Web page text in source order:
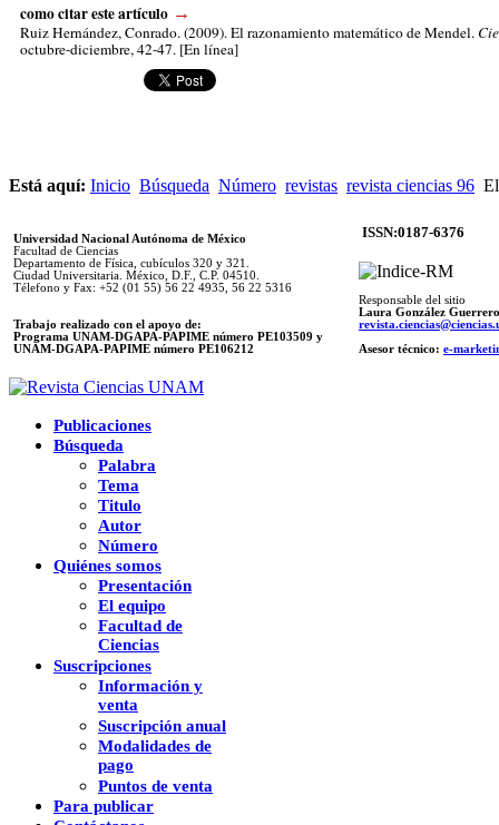
como citar este artículo →
Ruiz Hernández, Conrado. (2009). El razonamiento matemático de Mendel.
octubre-diciembre, 42-47. [En línea]
Está aquí: Inicio Búsqueda Número revistas revista ciencias 96
Universidad Nacional Autónoma de México
Facultad de Ciencias
Departamento de Física, cubículos 320 y 321.
Ciudad Universitaria. México, D.F., C.P. 04510.
Télefono y Fax: +52 (01 55) 56 22 4935, 56 22 5316
Trabajo realizado con el apoyo de:
Programa UNAM-DGAPA-PAPIME número PE103509 y
UNAM-DGAPA-PAPIME número PE106212
ISSN:0187-6376
Responsable del sitio
Laura González Guerrero
Asesor técnico: e-
Publicaciones
Búsqueda
Palabra
Tema
Titulo
Autor
Número
Quiénes somos
Presentación
El equipo
Facultad de
Ciencias
Suscripciones
Información y
venta
Suscripción anual
Modalidades de
pago
Puntos de venta
Para publicar